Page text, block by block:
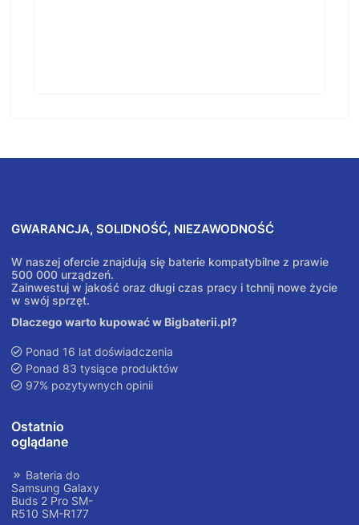
GWARANCJA, SOLIDNOŚĆ, NIEZAWODNOŚĆ
W naszej ofercie znajdują się baterie kompatybilne z prawie
500 000 urządzeń.
Zainwestuj w jakość oraz długi czas pracy i tchnij nowe życie
w swój sprzęt.
Dlaczego warto kupować w Bigbaterii.pl?
Ponad 16 lat doświadczenia
Ponad 83 tysiące produktów
97% pozytywnych opinii
Ostatnio
oglądane
Bateria do
Samsung Galaxy
Buds 2 Pro SM-
R510 SM-R177